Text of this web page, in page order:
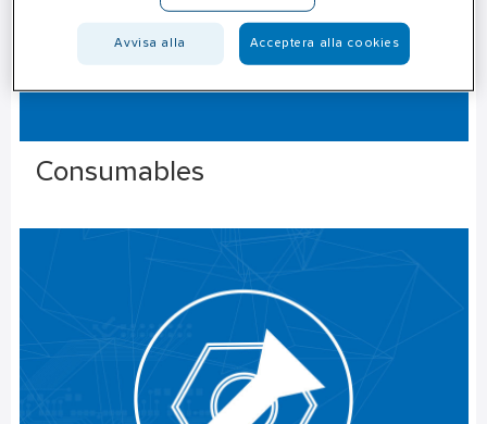
Consumables
Avvisa alla Acceptera alla cookies